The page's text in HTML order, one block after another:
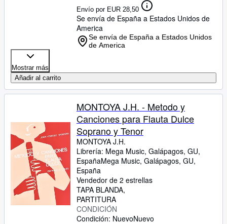
Envío por EUR 28,50
Se envía de España a Estados Unidos de
America
Se envía de España a Estados Unidos
de America
Mostrar más
Añadir al carrito
MONTOYA J.H. - Metodo y
Canciones para Flauta Dulce
Soprano y Tenor
MONTOYA J.H.
Librería: Mega Music, Galápagos, GU,
EspañaMega Music, Galápagos, GU,
España
Vendedor de 2 estrellas
TAPA BLANDA
PARTITURA
CONDICIÓN
Condición: NuevoNuevo